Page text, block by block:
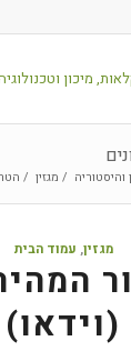
והיסטוריה / מגזין /
מגזין, עמוד הבית
(וידאו)